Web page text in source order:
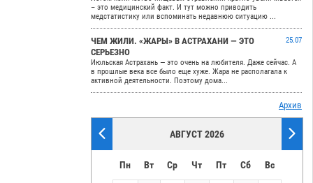
– это медицинский факт. И тут можно приводить
медстатистику или вспоминать недавнюю ситуацию ...
ЧЕМ ЖИЛИ. «ЖАРЫ» В АСТРАХАНИ — ЭТО
СЕРЬЕЗНО
25.07
Июльская Астрахань — это очень на любителя. Даже сейчас. А
в прошлые века все было еще хуже. Жара не располагала к
активной деятельности. Поэтому дома...
Архив
АВГУСТ 2026
Пн Вт Ср Чт Пт Сб Вс